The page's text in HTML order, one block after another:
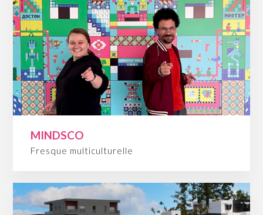
MINDSCO
Fresque multiculturelle